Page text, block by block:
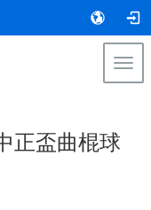
正盃曲棍球